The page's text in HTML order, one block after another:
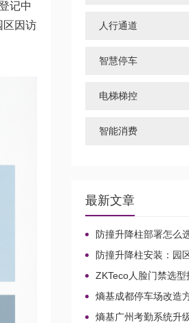
记中
区因访
人行通道
智慧停车
电梯梯控
智能消费
最新文章
防撞升降柱部署怎么
接线与对接判断
防撞升降柱安装：园
先看参数还是兼容
ZKTeco人脸门禁选型
数、接线
熵基成都停车场改造
与校园出入口升级整合
熵基广州考勤系统升